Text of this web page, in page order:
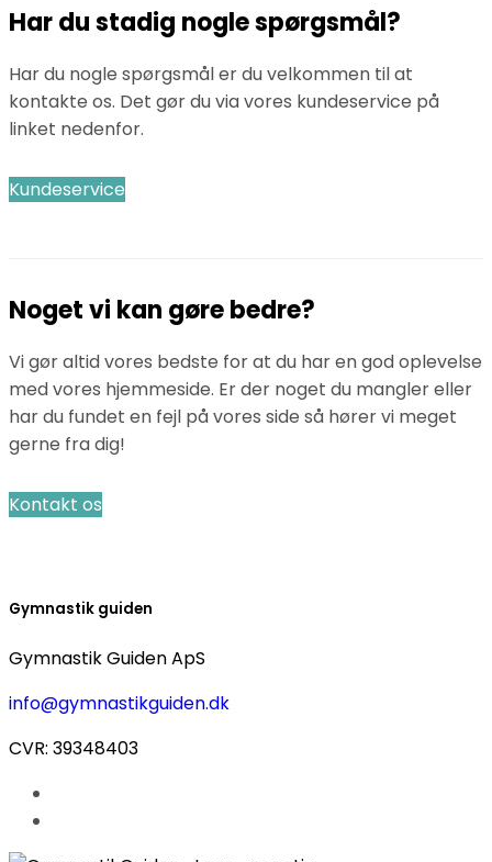
Har du stadig nogle spørgsmål?
Har du nogle spørgsmål er du velkommen til at
kontakte os. Det gør du via vores kundeservice på
linket nedenfor.
Kundeservice
Noget vi kan gøre bedre?
Vi gør altid vores bedste for at du har en god oplevelse
med vores hjemmeside. Er der noget du mangler eller
har du fundet en fejl på vores side så hører vi meget
gerne fra dig!
Kontakt os
Gymnastik guiden
Gymnastik Guiden ApS
info@gymnastikguiden.dk
CVR: 39348403